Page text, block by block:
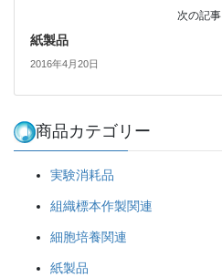
次の記事
紙製品
2016年4月20日
商品カテゴリー
実験消耗品
組織標本作製関連
細胞培養関連
紙製品